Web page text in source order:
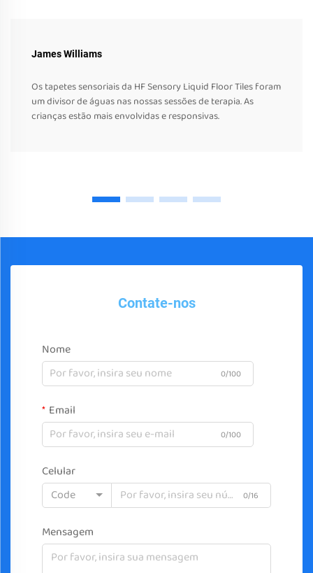
James Williams
Os tapetes sensoriais da HF Sensory Liquid Floor Tiles foram
um divisor de águas nas nossas sessões de terapia. As
crianças estão mais envolvidas e responsivas.
Contate-nos
Nome
0/100
Email
0/100
Celular
Code
0/16
Mensagem